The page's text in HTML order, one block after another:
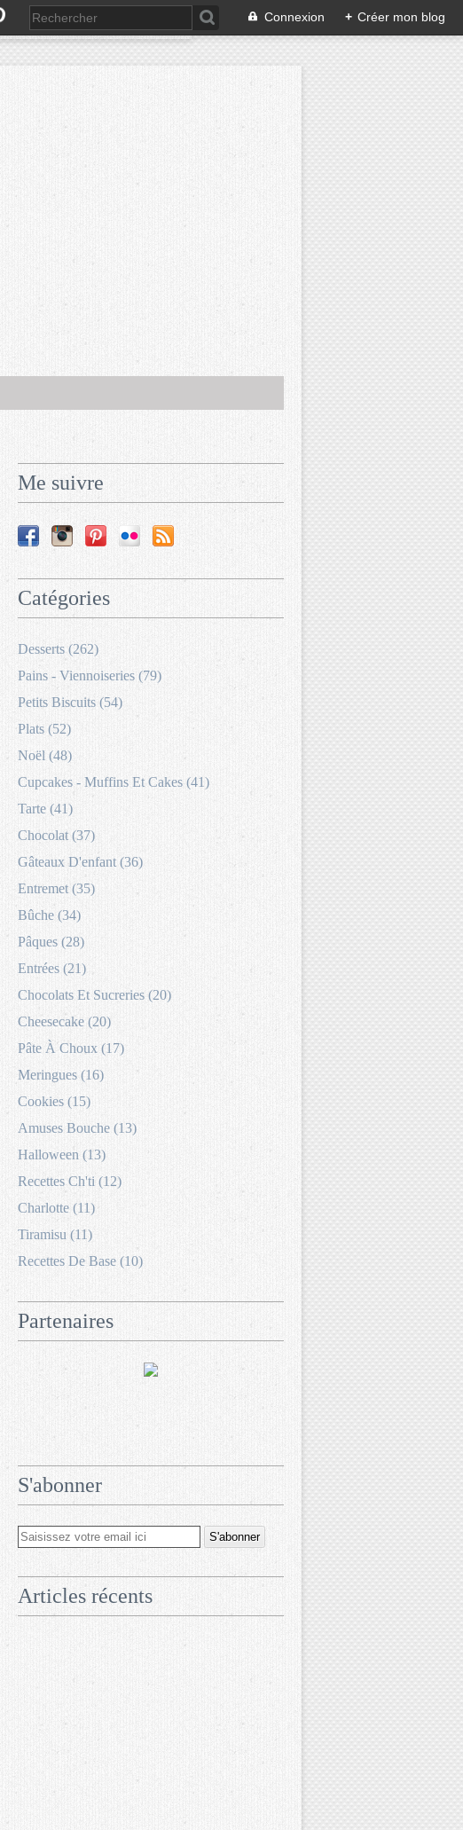
Connexion + Créer mon blog
Me suivre
Catégories
Desserts (262)
Pains - Viennoiseries (79)
Petits Biscuits (54)
Plats (52)
Noël (48)
Cupcakes - Muffins Et Cakes (41)
Tarte (41)
Chocolat (37)
Gâteaux D'enfant (36)
Entremet (35)
Bûche (34)
Pâques (28)
Entrées (21)
Chocolats Et Sucreries (20)
Cheesecake (20)
Pâte À Choux (17)
Meringues (16)
Cookies (15)
Amuses Bouche (13)
Halloween (13)
Recettes Ch'ti (12)
Charlotte (11)
Tiramisu (11)
Recettes De Base (10)
Partenaires
S'abonner
Articles récents